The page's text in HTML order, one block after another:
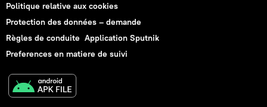
Politique relative aux cookies
Protection des données – demande
Règles de conduite Application Sputnik
Preferences en matiere de suivi